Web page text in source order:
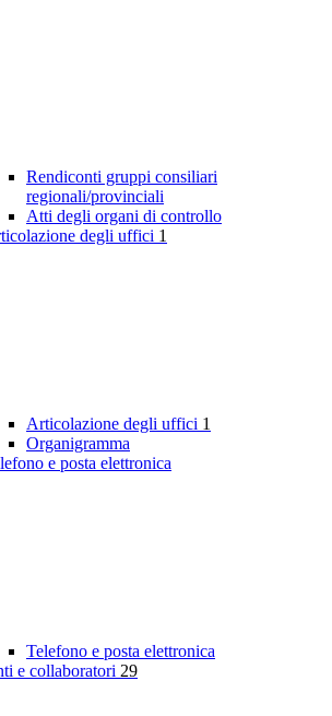
Rendiconti gruppi consiliari
regionali/provinciali
Atti degli organi di controllo
degli uffici 1
Articolazione degli uffici 1
Organigramma
e posta elettronica
Telefono e posta elettronica
e collaboratori 29